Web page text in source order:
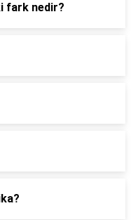
fark nedir?